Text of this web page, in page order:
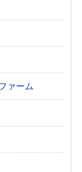
ァーム